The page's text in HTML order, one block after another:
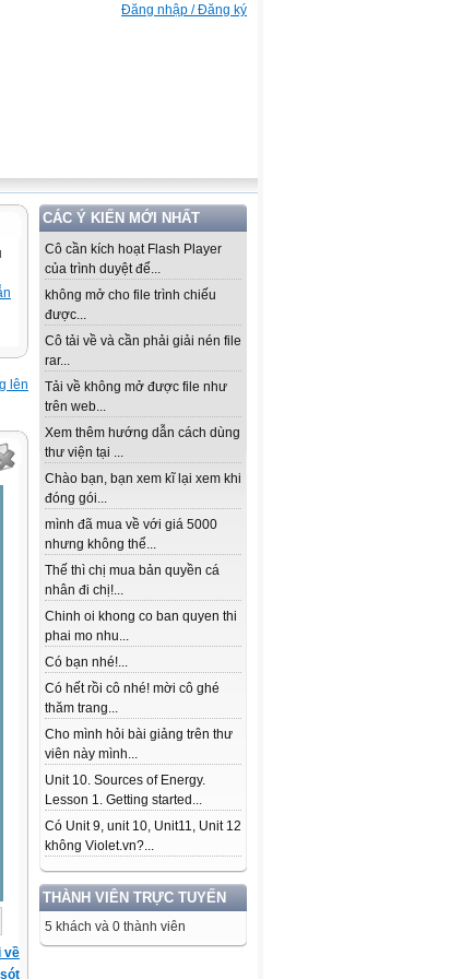
Đăng nhập / Đăng ký
CÁC Ý KIẾN MỚI NHẤT
Cô cần kích hoạt Flash Player
của trình duyệt để...
không mở cho file trình chiếu
được...
Cô tải về và cần phải giải nén file
rar...
Tải về không mở được file như
trên web...
Xem thêm hướng dẫn cách dùng
thư viện tại ...
Chào bạn, bạn xem kĩ lại xem khi
đóng gói...
mình đã mua về với giá 5000
nhưng không thể...
Thế thì chị mua bản quyền cá
nhân đi chị!...
Chinh oi khong co ban quyen thi
phai mo nhu...
Có bạn nhé!...
Có hết rồi cô nhé! mời cô ghé
thăm trang...
Cho mình hỏi bài giảng trên thư
viên này mình...
Unit 10. Sources of Energy.
Lesson 1. Getting started...
Có Unit 9, unit 10, Unit11, Unit 12
không Violet.vn?...
THÀNH VIÊN TRỰC TUYẾN
5 khách và 0 thành viên
lên
về